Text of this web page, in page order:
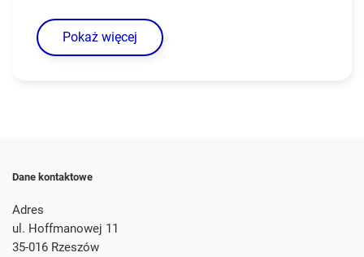
Pokaż więcej
Dane kontaktowe
Adres
ul. Hoffmanowej 11
35-016 Rzeszów